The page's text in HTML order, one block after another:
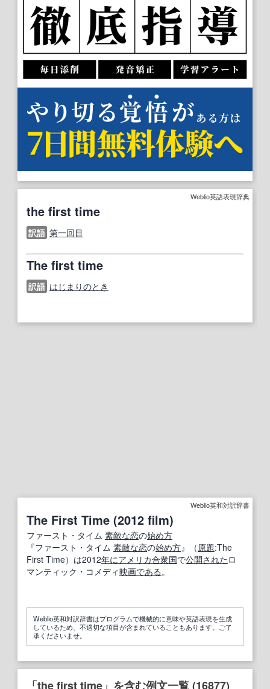
Weblio英語表現辞典
the first time
訳語 第一回目
The first time
訳語 はじまりのとき
Weblio英和対訳辞書
The First Time (2012 film)
ファースト・タイム 素敵な恋の始め方
『ファースト・タイム 素敵な恋の始め方』（ 原題:The
First Time）は2012年にアメリカ合衆国で公開されたロ
マンティック・コメディ映画である 。
Weblio英和対訳辞書はプログラムで機械的に意味や英語表現を生成
しているため、不適切な項目が含まれていることもあります。ご了
承くださいませ。
「the first time」を含む例文一覧 (16877)